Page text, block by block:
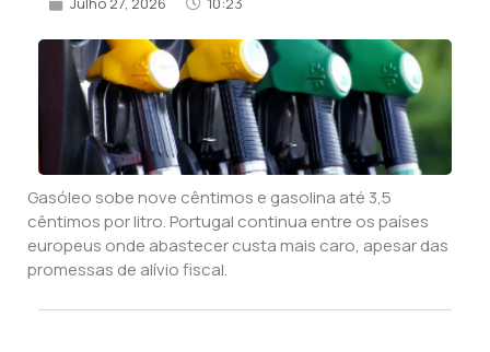
Gasóleo sobe nove cêntimos e gasolina até 3,5
cêntimos por litro. Portugal continua entre os países
europeus onde abastecer custa mais caro, apesar das
promessas de alívio fiscal.